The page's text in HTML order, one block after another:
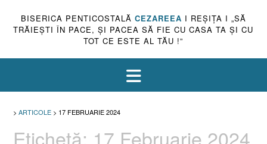
BISERICA PENTICOSTALĂ CEZAREEA I REŞIŢA I „SĂ
TRĂIEŞTI ÎN PACE, ŞI PACEA SĂ FIE CU CASA TA ŞI CU
TOT CE ESTE AL TĂU !”
> ARTICOLE > 17 FEBRUARIE 2024
Etichetă: 17 Februarie 2024